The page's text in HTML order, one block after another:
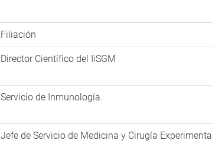
Filiación
Director Científico del IiSGM
Servicio de Inmunología.
Jefe de Servicio de Medicina y Cirugía Experimental